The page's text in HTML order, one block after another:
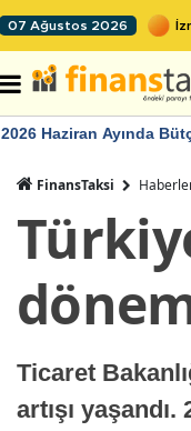
07 Ağustos 2026
2026 Haziran Ayında
FinansTaksi
Ticaret
artışı